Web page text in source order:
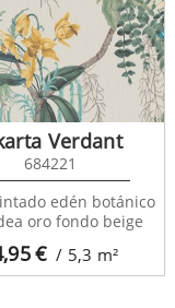
€ / 5,3 m²
Verdant
684221
edén botánico
oro fondo beige